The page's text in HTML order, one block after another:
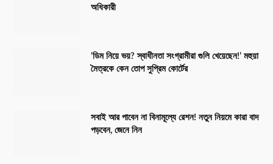
অধিকারী
‘ডিম নিয়ে ভয়? স্বাধীনতা সংগ্রামীরা গুলি খেয়েছেন!’ মহুয়া
মৈত্রকে কেন তোপ সুপ্রিম কোর্টের
সবাই আর পাবেন না বিনামূল্যে রেশন! নতুন নিয়মে কারা বাদ
পড়বেন, জেনে নিন